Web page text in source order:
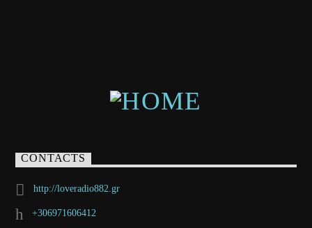
CONTACTS
http://loveradio882.gr
+306971606412